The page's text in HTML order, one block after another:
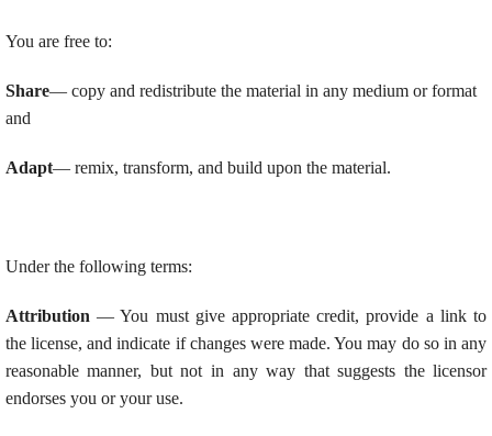
You are free to:
Share— copy and redistribute the material in any medium or format
and
Adapt— remix, transform, and build upon the material.
Under the following terms:
Attribution — You must give appropriate credit, provide a link to
the license, and indicate if changes were made. You may do so in any
reasonable manner, but not in any way that suggests the licensor
endorses you or your use.